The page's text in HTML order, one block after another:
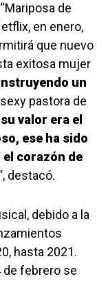
de
en enero,
que nuevo
exitosa mujer
un
pastora de
valor era el
ese ha sido
el corazón de
destacó.
debido a la
hasta 2021.
de febrero se